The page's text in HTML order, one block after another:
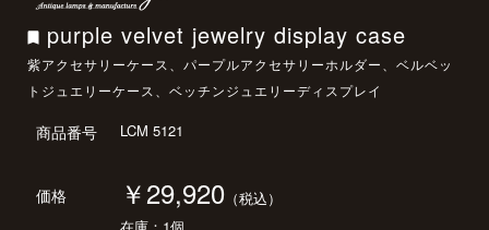
purple velvet jewelry display case
紫アクセサリーケース、パープルアクセサリーホルダー、ベルベッ
トジュエリーケース、ベッチンジュエリーディスプレイ
商品番号 LCM 5121
価格 ￥29,920 （税込）